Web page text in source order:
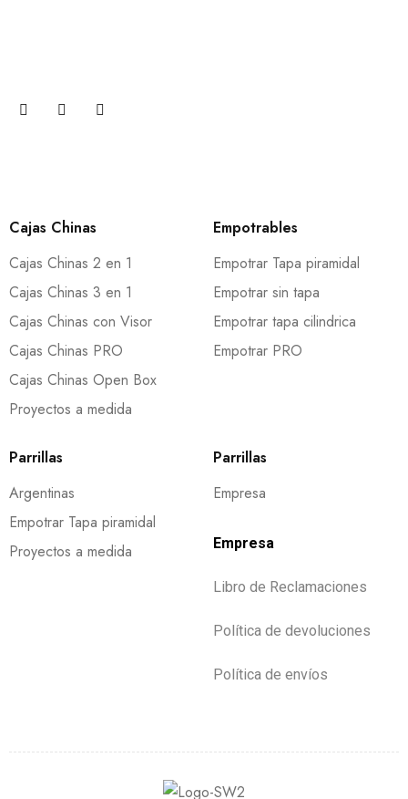
Cajas Chinas
Cajas Chinas 2 en 1
Cajas Chinas 3 en 1
Cajas Chinas con Visor
Cajas Chinas PRO
Cajas Chinas Open Box
Proyectos a medida
Empotrables
Empotrar Tapa piramidal
Empotrar sin tapa
Empotrar tapa cilindrica
Empotrar PRO
Parrillas
Argentinas
Empotrar Tapa piramidal
Proyectos a medida
Parrillas
Empresa
Empresa
Libro de Reclamaciones
Política de devoluciones
Política de envíos